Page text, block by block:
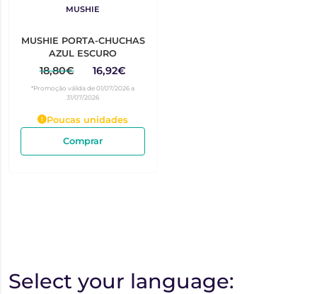
MUSHIE
MUSHIE PORTA-CHUCHAS
AZUL ESCURO
18,80€ 16,92€
*Promoção válida de 01/07/2026 a
31/07/2026
Poucas unidades
Comprar
Select your language: